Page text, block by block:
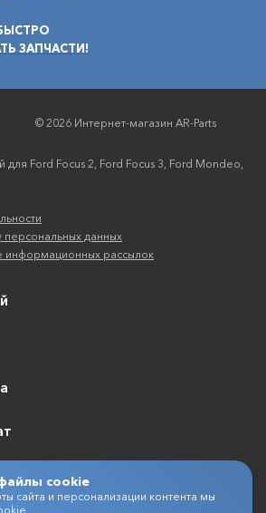
ЗАПЧАСТИ!
© 2026 Интернет-магазин AR-Parts
для Ford Focus 2, Ford Focus 3, Ford Mondeo,
данных
информационных рассылок
cookie
сайта и персонализации контента мы